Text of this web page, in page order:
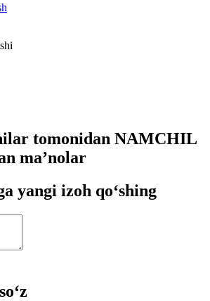
tomonidan NAMCHIL
ma’nolar
yangi izoh qo‘shing